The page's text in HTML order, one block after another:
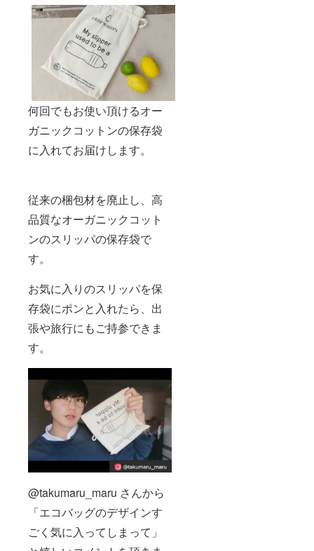
何回でもお使い頂けるオー
ガニックコットンの保存袋
に入れてお届けします。
従来の梱包材を廃止し、高
品質なオーガニックコット
ンのスリッパの保存袋で
す。
お気に入りのスリッパを保
存袋にポンと入れたら、出
張や旅行にもご持参できま
す。
@takumaru_maru さんから
「エコバッグのデザインす
ごく気に入ってしまって」